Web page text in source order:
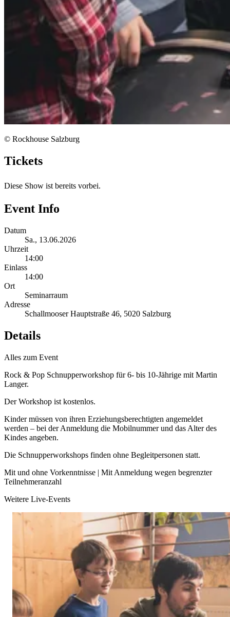
© Rockhouse Salzburg
Tickets
Diese Show ist bereits vorbei.
Event Info
Datum
Sa., 13.06.2026
Uhrzeit
14:00
Einlass
14:00
Ort
Seminarraum
Adresse
Schallmooser Hauptstraße 46, 5020 Salzburg
Details
Alles zum Event
Rock & Pop Schnupperworkshop für 6- bis 10-Jährige mit Martin
Langer.
Der Workshop ist kostenlos.
Kinder müssen von ihren Erziehungsberechtigten angemeldet
werden – bei der Anmeldung die Mobilnummer und das Alter des
Kindes angeben.
Die Schnupperworkshops finden ohne Begleitpersonen statt.
Mit und ohne Vorkenntnisse | Mit Anmeldung wegen begrenzter
Teilnehmeranzahl
Weitere Live-Events